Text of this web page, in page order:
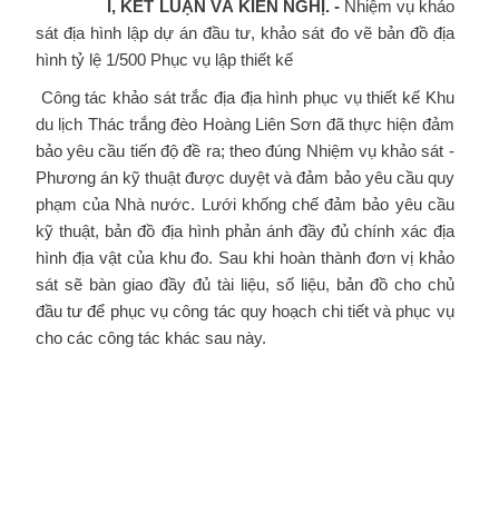
I, KẾT LUẬN VÀ KIẾN NGHỊ. - Nhiệm vụ khảo
sát địa hình lập dự án đầu tư, khảo sát đo vẽ bản đồ địa
hình tỷ lệ 1/500 Phục vụ lập thiết kế
Công tác khảo sát trắc địa địa hình phục vụ thiết kế Khu
du lịch Thác trắng đèo Hoàng Liên Sơn đã thực hiện đảm
bảo yêu cầu tiến độ đề ra; theo đúng Nhiệm vụ khảo sát -
Phương án kỹ thuật được duyệt và đảm bảo yêu cầu quy
phạm của Nhà nước. Lưới khống chế đảm bảo yêu cầu
kỹ thuật, bản đồ địa hình phản ánh đầy đủ chính xác địa
hình địa vật của khu đo. Sau khi hoàn thành đơn vị khảo
sát sẽ bàn giao đầy đủ tài liệu, số liệu, bản đồ cho chủ
đầu tư để phục vụ công tác quy hoạch chi tiết và phục vụ
cho các công tác khác sau này.